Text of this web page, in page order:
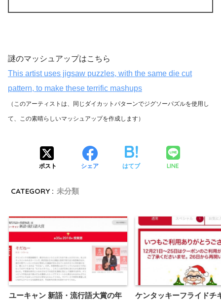
謎のマッシュアップはこちら
This artist uses jigsaw puzzles, with the same die cut
pattern, to make these terrific mashups
（このアーティストは、同じダイカットパターンでジグソーパズルを使用し
て、この素晴らしいマッシュアップを作成します）
ポスト シェア はてブ LINE
CATEGORY : 未分類
ユーキャン 新語・流行語大賞の年
ケンタッキーフライドチ